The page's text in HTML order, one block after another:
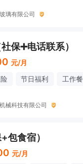
璃有限公司
保➕电话联系）
元/月
节日福利 工作餐
械科技有限公司
包食宿）
元/月